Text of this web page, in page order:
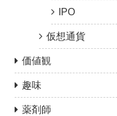
IPO
仮想通貨
価値観
趣味
薬剤師